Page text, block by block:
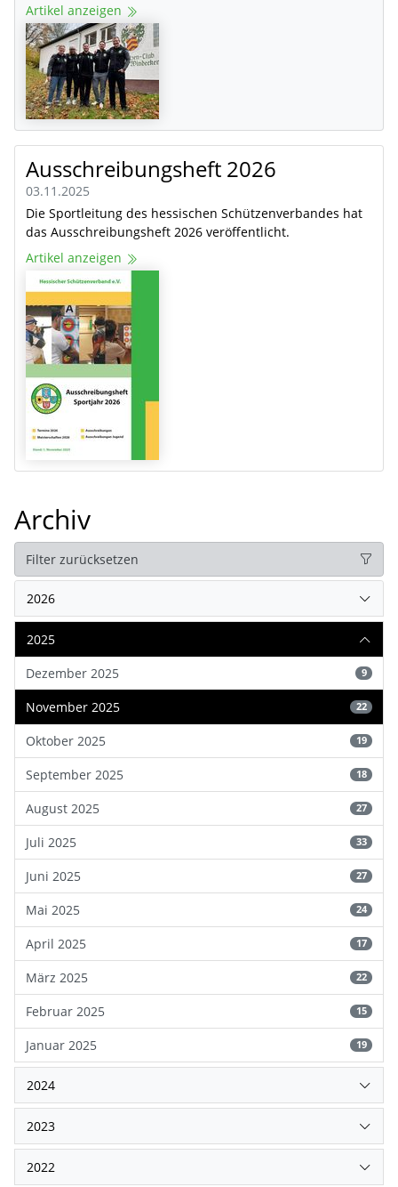
Artikel anzeigen
Ausschreibungsheft 2026
03.11.2025
Die Sportleitung des hessischen Schützenverbandes hat
das Ausschreibungsheft 2026 veröffentlicht.
Artikel anzeigen
Archiv
Filter zurücksetzen
2026
2025
Dezember 2025
9
November 2025 22
Oktober 2025 19
September 2025 18
August 2025 27
Juli 2025 33
Juni 2025 27
Mai 2025 24
April 2025 17
März 2025 22
Februar 2025 15
Januar 2025 19
2024
2023
2022